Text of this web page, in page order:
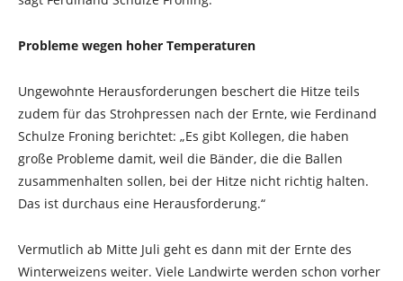
Probleme wegen hoher Temperaturen
Ungewohnte Herausforderungen beschert die Hitze teils
zudem für das Strohpressen nach der Ernte, wie Ferdinand
Schulze Froning berichtet: „Es gibt Kollegen, die haben
große Probleme damit, weil die Bänder, die die Ballen
zusammenhalten sollen, bei der Hitze nicht richtig halten.
Das ist durchaus eine Herausforderung.“
Vermutlich ab Mitte Juli geht es dann mit der Ernte des
Winterweizens weiter. Viele Landwirte werden schon vorher